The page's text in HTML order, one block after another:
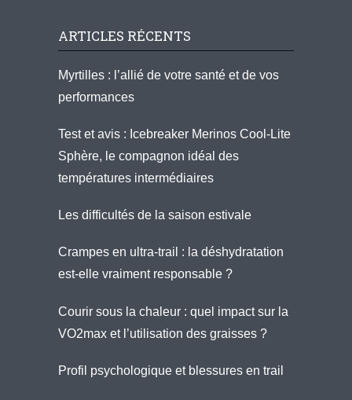
ARTICLES RÉCENTS
Myrtilles : l’allié de votre santé et de vos
performances
Test et avis : Icebreaker Merinos Cool-Lite
Sphère, le compagnon idéal des
températures intermédiaires
Les difficultés de la saison estivale
Crampes en ultra-trail : la déshydratation
est-elle vraiment responsable ?
Courir sous la chaleur : quel impact sur la
VO2max et l’utilisation des graisses ?
Profil psychologique et blessures en trail